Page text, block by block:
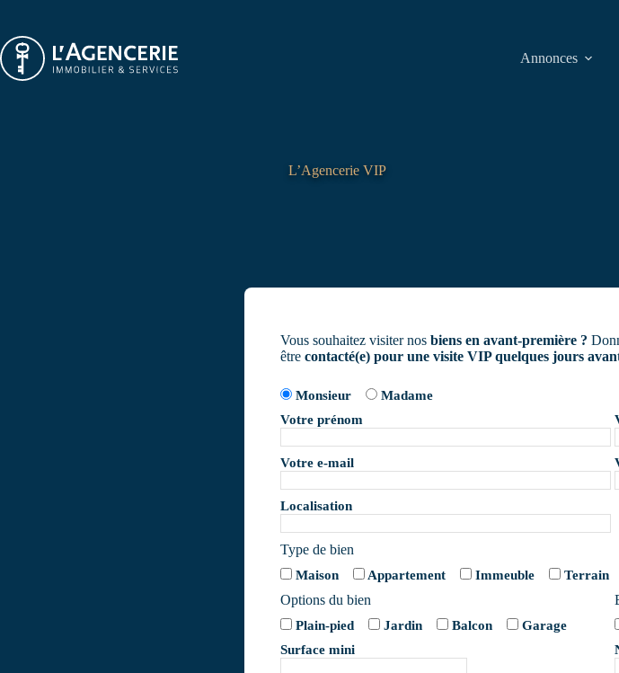
Annonces
L’Agencerie VIP
Vous souhaitez visiter nos biens en avant-première ?
être contacté(e) pour une visite VIP quelques jours
Monsieur
Madame
Votre prénom
Votre e-mail
Localisation
Type de bien
Maison Appartement Immeuble Terrain
Options du bien
Plain-pied Jardin Balcon Garage
Surface mini